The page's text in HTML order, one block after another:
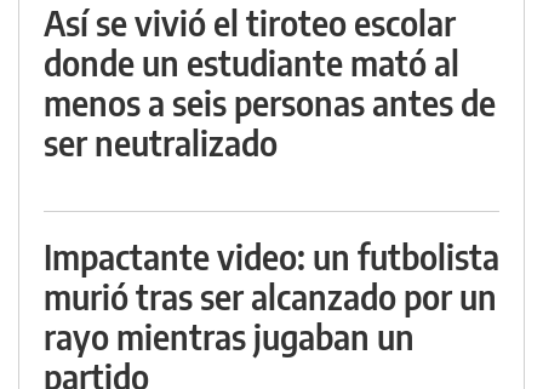
Así se vivió el tiroteo escolar
donde un estudiante mató al
menos a seis personas antes de
ser neutralizado
Impactante video: un futbolista
murió tras ser alcanzado por un
rayo mientras jugaban un
partido